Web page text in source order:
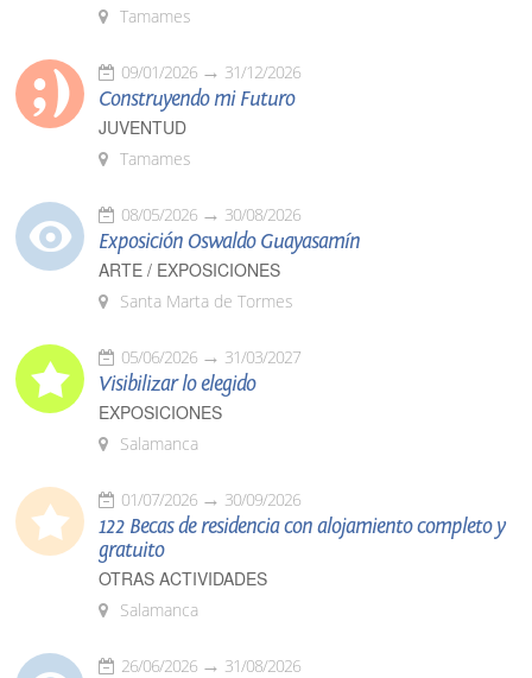
Tamames
09/01/2026 31/12/2026
Construyendo mi Futuro
JUVENTUD
Tamames
08/05/2026 30/08/2026
Exposición Oswaldo Guayasamín
ARTE / EXPOSICIONES
Santa Marta de Tormes
05/06/2026 31/03/2027
Visibilizar lo elegido
EXPOSICIONES
Salamanca
01/07/2026 30/09/2026
122 Becas de residencia con alojamiento completo y
gratuito
OTRAS ACTIVIDADES
Salamanca
26/06/2026 31/08/2026